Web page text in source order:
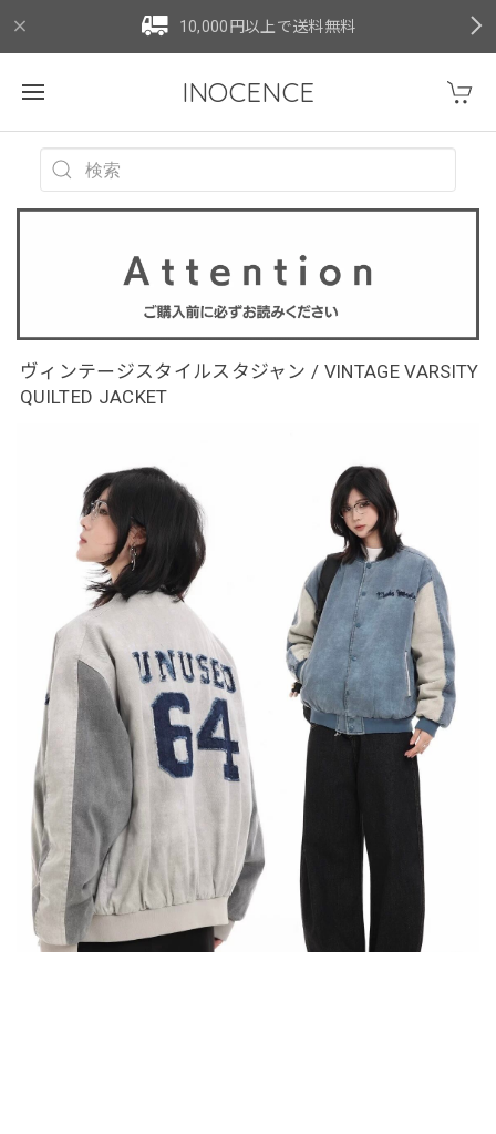
10,000円以上で送料無料
INOCENCE
ヴィンテージスタイルスタジャン / VINTAGE VARSITY
QUILTED JACKET